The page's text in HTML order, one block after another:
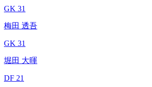
GK 31
梅田 透吾
GK 31
堀田 大暉
DF 21